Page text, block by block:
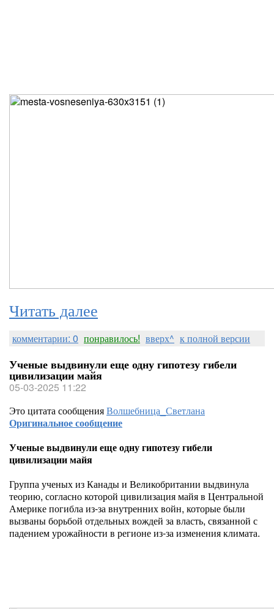
Читать далее
комментарии: 0 понравилось! вверх^ к полной версии
Ученые выдвинули еще одну гипотезу гибели
цивилизации майя
05-03-2025 11:22
Это цитата сообщенияВолшебница_Светлана
Оригинальное сообщение
Ученые выдвинули еще одну гипотезу гибели
цивилизации майя
Группа ученых из Канады и Великобритании выдвинула
теорию, согласно которой цивилизация майя в Центральной
Америке погибла из-за внутренних войн, которые были
вызваны борьбой отдельных вождей за власть, связанной с
падением урожайности в регионе из-за изменения климата.